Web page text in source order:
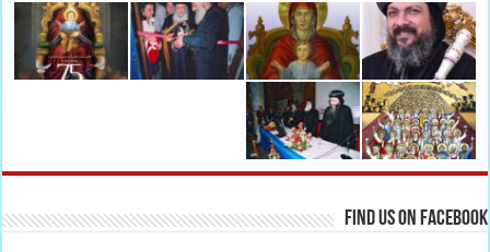
Find us on Facebook